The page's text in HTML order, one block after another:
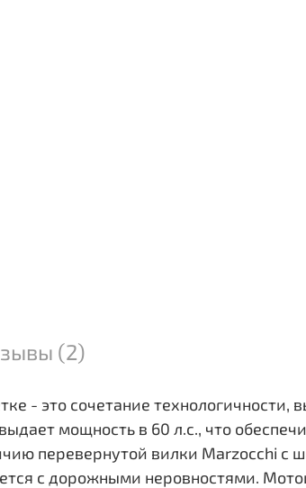
(2)
- это сочетание технологичности,
мощность в 60 л.с., что
перевернутой вилки Marzocchi
с дорожными неровностями.